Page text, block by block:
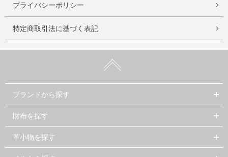
プライバシーポリシー
特定商取引法に基づく表記
ブランドから探す
財布を探す
革小物を探す